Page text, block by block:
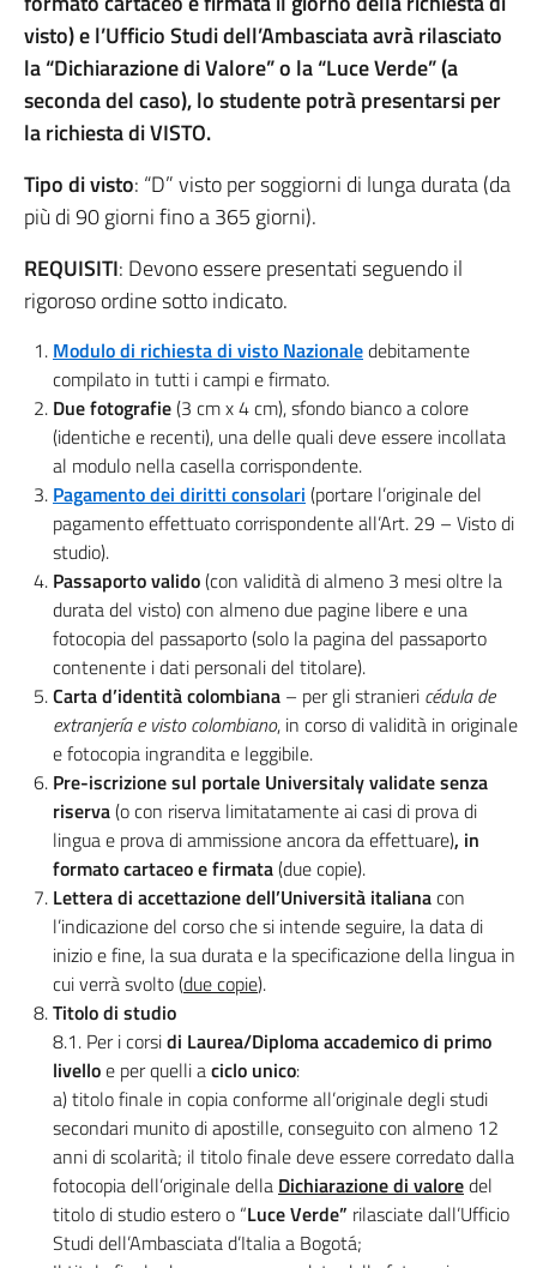
visto) e l’Ufficio Studi dell’Ambasciata avrà rilasciato
la “Dichiarazione di Valore” o la “Luce Verde” (a
seconda del caso), lo studente potrà presentarsi per
la richiesta di VISTO.
Tipo di visto: “D” visto per soggiorni di lunga durata (da
più di 90 giorni fino a 365 giorni).
REQUISITI: Devono essere presentati seguendo il
rigoroso ordine sotto indicato.
Modulo di richiesta di visto Nazionaledebitamente
compilato in tutti i campi e firmato.
Due fotografie(3 cm x 4 cm), sfondo bianco a colore
(identiche e recenti), una delle quali deve essere incollata
al modulo nella casella corrispondente.
Pagamento dei diritti consolari (portare l’originale del
pagamento effettuato corrispondente all’Art. 29 – Visto di
studio).
Passaporto valido(con validità di almeno 3 mesi oltre la
durata del visto) con almeno due pagine libere e una
fotocopia del passaporto (solo la pagina del passaporto
contenente i dati personali del titolare).
Carta d’identità colombiana – per gli stranieri cédula de
extranjería e visto colombiano, in corso di validità in originale
e fotocopia ingrandita e leggibile.
Pre-iscrizione sul portale Universitaly validate senza
riserva(o con riserva limitatamente ai casi di prova di
lingua e prova di ammissione ancora da effettuare), in
formato cartaceo e firmata(due copie).
Lettera di accettazione dell’Università italianacon
l’indicazione del corso che si intende seguire, la data di
inizio e fine, la sua durata e la specificazione della lingua in
cui verrà svolto (due copie).
Titolo di studio
8.1. Per i corsidi Laurea/Diploma accademico di primo
livelloe per quelli aciclo unico:
a) titolo finale in copia conforme all’originale degli studi
secondari munito di apostille, conseguito con almeno 12
anni di scolarità; il titolo finale deve essere corredato dalla
fotocopia dell’originale della Dichiarazione di valoredel
titolo di studio estero o “Luce Verde” rilasciate dall’Ufficio
Studi dell’Ambasciata d’Italia a Bogotá;